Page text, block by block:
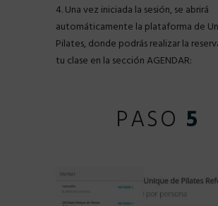
4. Una vez iniciada la sesión, se abrirá
automáticamente la plataforma de
Pilates, donde podrás realizar la
tu clase en la sección AGENDAR:
PASO 5